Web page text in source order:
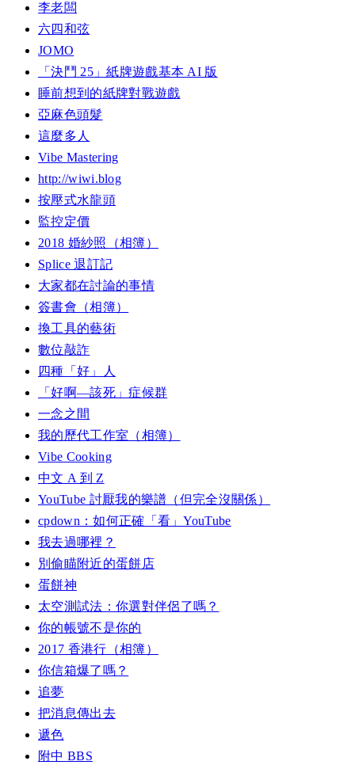
李老闆
六四和弦
JOMO
「決鬥 25」紙牌遊戲基本 AI 版
睡前想到的紙牌對戰遊戲
亞麻色頭髮
這麼多人
Vibe Mastering
http://wiwi.blog
按壓式水龍頭
監控定價
2018 婚紗照（相簿）
Splice 退訂記
大家都在討論的事情
簽書會（相簿）
換工具的藝術
數位敲詐
四種「好」人
「好啊—該死」症候群
一念之間
我的歷代工作室（相簿）
Vibe Cooking
中文 A 到 Z
YouTube 討厭我的樂譜（但完全沒關係）
cpdown：如何正確「看」YouTube
我去過哪裡？
別偷瞄附近的蛋餅店
蛋餅神
太空測試法：你選對伴侶了嗎？
你的帳號不是你的
2017 香港行（相簿）
你信箱爆了嗎？
追夢
把消息傳出去
遞色
附中 BBS